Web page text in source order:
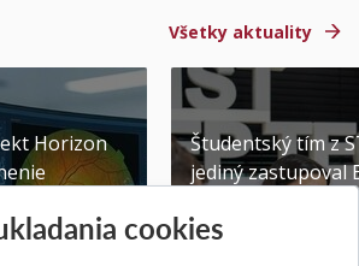
Všetky aktuality
Horizon
Študentský tím z
jediný zastupoval
Publikované
cookies